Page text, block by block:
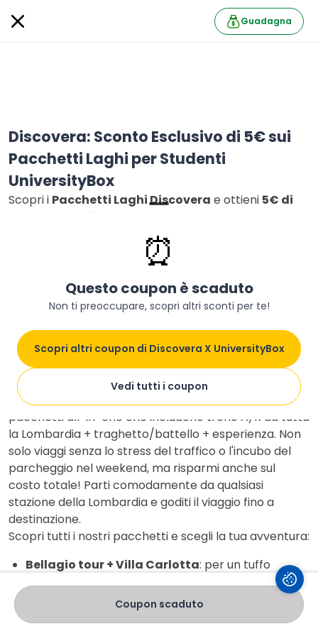
Guadagna
Discovera: Sconto Esclusivo di 5€ sui
Pacchetti Laghi per Studenti
UniversityBox
Scopri i Pacchetti Laghi Discovera e ottieni 5€ di
sconto esclusivo
lombardi con treno, traghetto ed esperienze incluse
in un unico biglietto. Perfetto per le tue gite fuori
Discovera X UniversityBox
16 follower
Segui
Informazioni
Preparati a staccare la spina dalla routine con le
soluzioni esclusive Discovera per UniversityBox
dedicate ai laghi. ⛴️⛰️
Lascia l’auto a casa! Scegli la comodità dei nostri
pacchetti all-in-one che includono treno A/R da tutta
la Lombardia + traghetto/battello + esperienza. Non
solo viaggi senza lo stress del traffico o l'incubo del
parcheggio nel weekend, ma risparmi anche sul
costo totale! Parti comodamente da qualsiasi
stazione della Lombardia e goditi il viaggio fino a
destinazione.
Scopri tutti i nostri pacchetti e scegli la tua avventura:
Bellagio tour + Villa Carlotta: per un tuffo
nell'arte e nei giardini botanici.
Lago Maggiore: navigazione sul Lago + Funivia di
Laveno per panorami mozzafiato dall'alto.
Coupon scaduto
⏰
Questo coupon è scaduto
Non ti preoccupare, scopri altri sconti per te!
Scopri altri coupon di Discovera X UniversityBox
Vedi tutti i coupon